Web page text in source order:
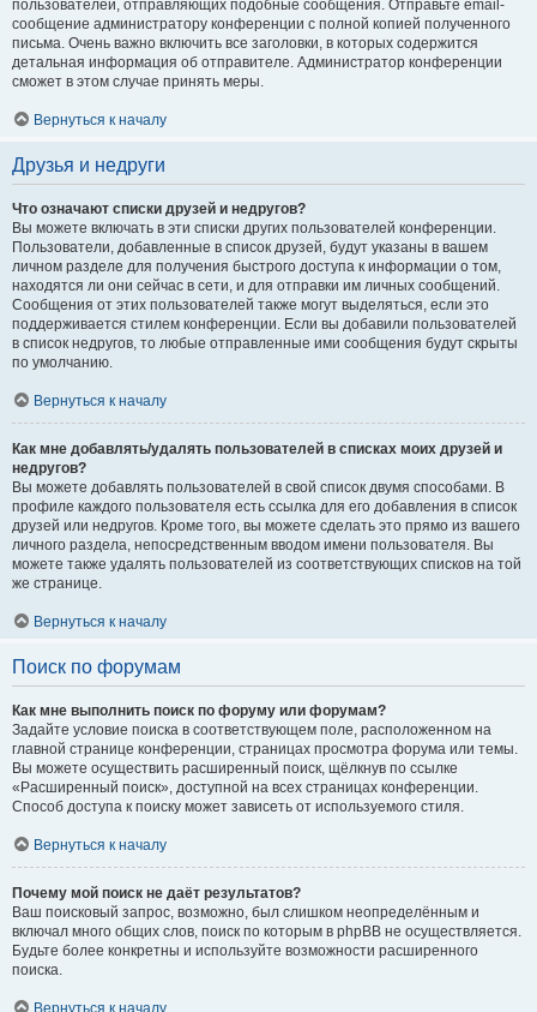
пользователей, отправляющих подобные сообщения. Отправьте email-
сообщение администратору конференции с полной копией полученного
письма. Очень важно включить все заголовки, в которых содержится
детальная информация об отправителе. Администратор конференции
сможет в этом случае принять меры.
Вернуться к началу
Друзья и недруги
Что означают списки друзей и недругов?
Вы можете включать в эти списки других пользователей конференции.
Пользователи, добавленные в список друзей, будут указаны в вашем
личном разделе для получения быстрого доступа к информации о том,
находятся ли они сейчас в сети, и для отправки им личных сообщений.
Сообщения от этих пользователей также могут выделяться, если это
поддерживается стилем конференции. Если вы добавили пользователей
в список недругов, то любые отправленные ими сообщения будут скрыты
по умолчанию.
Вернуться к началу
Как мне добавлять/удалять пользователей в списках моих друзей и
недругов?
Вы можете добавлять пользователей в свой список двумя способами. В
профиле каждого пользователя есть ссылка для его добавления в список
друзей или недругов. Кроме того, вы можете сделать это прямо из вашего
личного раздела, непосредственным вводом имени пользователя. Вы
можете также удалять пользователей из соответствующих списков на той
же странице.
Вернуться к началу
Поиск по форумам
Как мне выполнить поиск по форуму или форумам?
Задайте условие поиска в соответствующем поле, расположенном на
главной странице конференции, страницах просмотра форума или темы.
Вы можете осуществить расширенный поиск, щёлкнув по ссылке
«Расширенный поиск», доступной на всех страницах конференции.
Способ доступа к поиску может зависеть от используемого стиля.
Вернуться к началу
Почему мой поиск не даёт результатов?
Ваш поисковый запрос, возможно, был слишком неопределённым и
включал много общих слов, поиск по которым в phpBB не осуществляется.
Будьте более конкретны и используйте возможности расширенного
поиска.
Вернуться к началу